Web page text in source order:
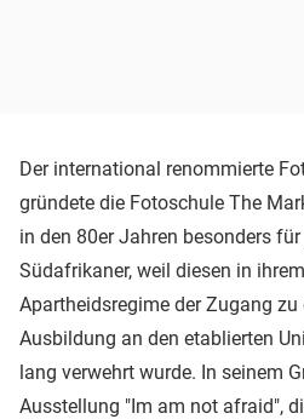
Der international renommierte
gründete die Fotoschule The
in den 80er Jahren besonders
Südafrikaner, weil diesen in
Apartheidsregime der Zugang
Ausbildung an den etablierten
lang verwehrt wurde. In seinem
Ausstellung "Im am not afraid",